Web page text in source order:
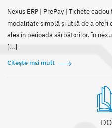
Nexus ERP | PrePay | Tichete
modalitate simplă și utilă de a oferi
ales în perioada sărbătorilor. în
[...]
Citește mai mult